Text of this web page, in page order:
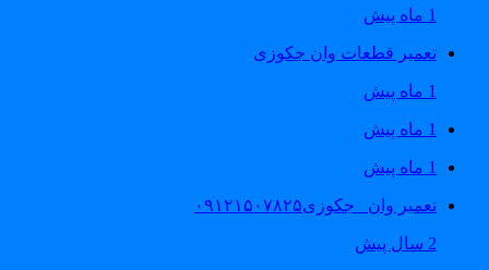
تعمیر قطعات وان جکوزی
1 ماه پیش
1 ماه پیش
تعمیر وان _جکوزی۰۹۱۲۱۵۰۷۸۲۵